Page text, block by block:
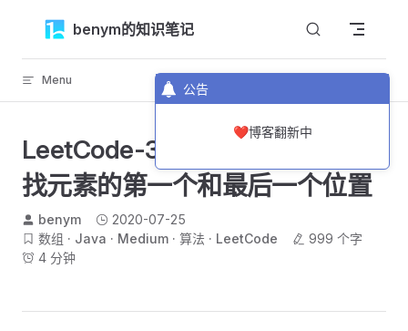
公告
❤️博客翻新中
Skip to contentbenym的知识笔记
Menu 返回顶部
LeetCode-34-在排序数组中查
找元素的第一个和最后一个位置
benym
2020-07-25
数组
Java Medium 算法 LeetCode
999 个字
4 分钟